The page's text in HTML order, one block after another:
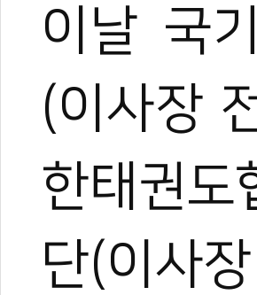
이날 국
(이사장
한태권
단(이사